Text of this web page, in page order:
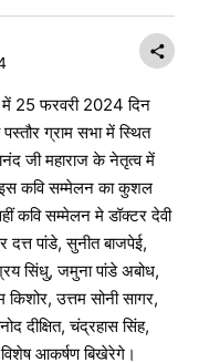
25 फरवरी 2024 दिन
ग्राम सभा में स्थित
जी महाराज के नेतृत्व में
इस कवि सम्मेलन का कुशल
कवि सम्मेलन मे डॉक्टर देवी
दत्त पांडे, सुनीत बाजपेई,
सिंधु, जमुना पांडे अबोध,
उत्तम सोनी सागर,
दीक्षित, चंद्रहास सिंह,
आकर्षण बिखेरेगे।